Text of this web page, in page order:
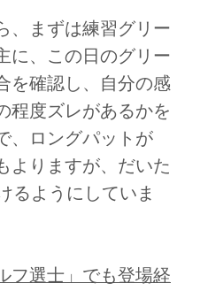
、まずは練習グリー
に、この日のグリー
を確認し、自分の感
程度ズレがあるかを
、ロングパットが
よりますが、だいた
るようにしていま
フ選士」でも登場経